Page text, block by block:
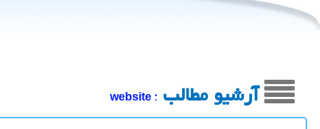
آرشیو مطالب : website